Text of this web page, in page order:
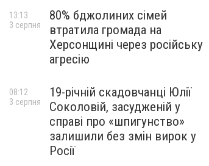
80% бджолиних сімей
втратила громада на
Херсонщині через російську
агресію
13:13
3 серпня
19-річній скадовчанці Юлії
Соколовій, засудженій у
справі про «шпигунство»
залишили без змін вирок у
Росії
08:12
3 серпня